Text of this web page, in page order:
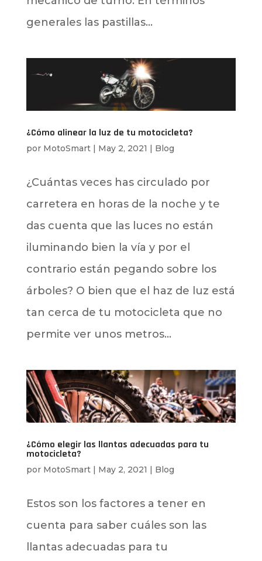
generales las pastillas...
¿Cómo alinear la luz de tu motocicleta?
por MotoSmart| May 2, 2021 | Blog
¿Cuántas veces has circulado por
carretera en horas de la noche y te
das cuenta que las luces no están
iluminando bien la vía y por el
contrario están pegando sobre los
árboles? O bien que el haz de luz está
tan cerca de tu motocicleta que no
permite ver unos metros...
¿Cómo elegir las llantas adecuadas para tu
motocicleta?
por MotoSmart| May 2, 2021 | Blog
Estos son los factores a tener en
cuenta para saber cuáles son las
llantas adecuadas para tu